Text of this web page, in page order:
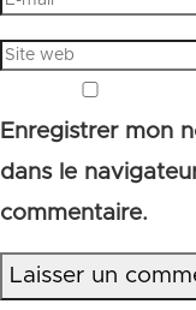
Enregistrer mon
dans le
commentaire.
Laisser un